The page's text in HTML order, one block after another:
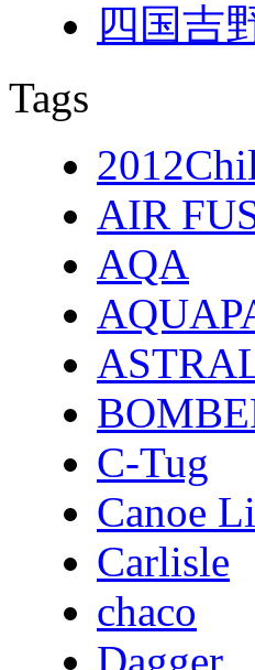
四国吉
Tags
AIR
AQA
C-Tug
Canoe
Carlisle
chaco